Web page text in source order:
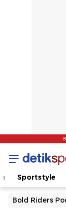
Sportstyle
Bold Riders